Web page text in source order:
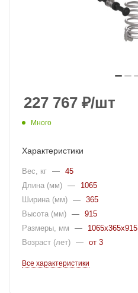
227 767 ₽/шт
Много
Характеристики
Вес, кг — 45
Длина (мм) —
1065
Ширина (мм) — 365
Высота (мм) — 915
Размеры, мм
—
1065x365x915
Возраст (лет) — от 3
Все характеристики